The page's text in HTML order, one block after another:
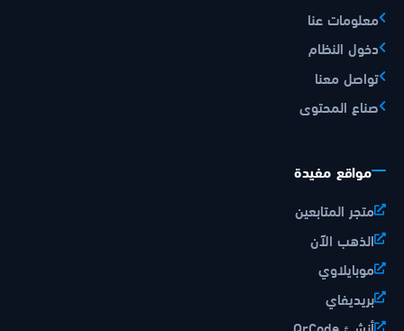
معلومات عنا
دخول النظام
تواصل معنا
صناع المحتوى
مواقع مفيدة
متجر المتابعين
الذهب الآن
موبايلاوي
بريديفاي